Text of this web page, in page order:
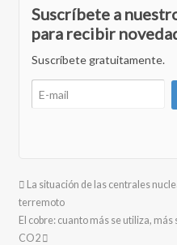
Suscríbete a
para recibir
Suscríbete gratuitamente.
La situación de las centrales
terremoto
El cobre: cuanto más se utiliza,
CO2